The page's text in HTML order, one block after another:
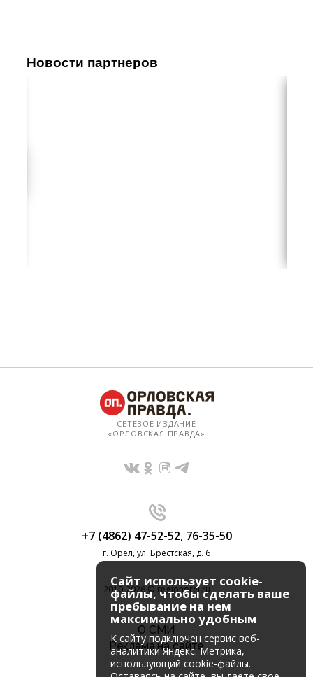
Новости партнеров
СЕТЕВОЕ ИЗДАНИЕ
«ОРЛОВСКАЯ ПРАВДА»
+7 (4862) 47-52-52, 76-35-50
г. Орёл, ул. Брестская, д. 6
2010-2026 © regionorel.ru
О СМИ
Реклама на сайте
Сайт использует cookie-
файлы, чтобы сделать ваше
пребывание на нем
максимально удобным
К cайту подключен сервис веб-
аналитики Яндекс. Метрика,
использующий cookie-файлы.